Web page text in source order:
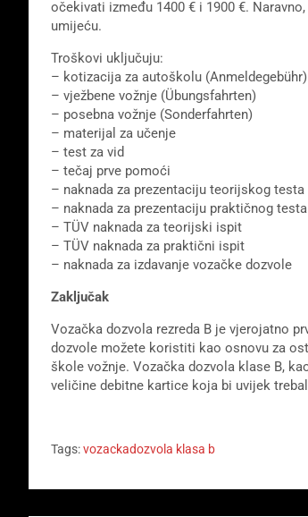
očekivati ​​između 1400 € i 1900 €.
umijeću.
Troškovi uključuju:
– kotizacija za autoškolu (Anmeldegebühr)
– vježbene vožnje (Übungsfahrten)
– posebna vožnje (Sonderfahrten)
– materijal za učenje
– test za vid
– tečaj prve pomoći
– naknada za prezentaciju teorijskog testa
– naknada za prezentaciju praktičnog testa
– TÜV naknada za teorijski ispit
– TÜV naknada za praktični ispit
– naknada za izdavanje vozačke dozvole
Zaključak
Vozačka dozvola rezreda B je vjerojatno
dozvole možete koristiti kao osnovu za
škole vožnje. Vozačka dozvola klase B,
veličine debitne kartice koja bi uvijek
Tags:vozackadozvola klasa b